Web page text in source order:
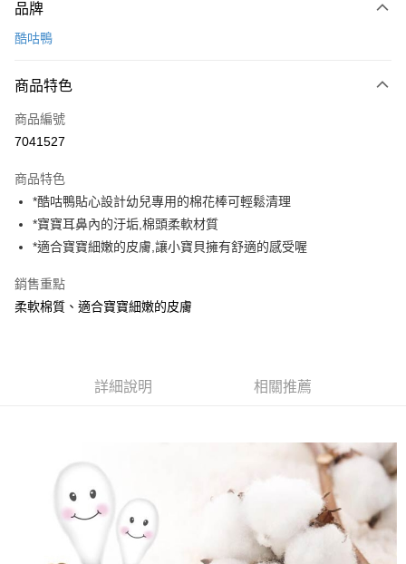
信用卡一次付款
LINE Pay
Apple Pay
悠遊付
AFTEE先享後付
相關說明
AFTEE先享後付是「在收到商品之後才付款」的支付方式。 讓您購物簡單
１．簡單：不需註冊會員、不需綁卡、不需儲值。
【「AFTEE先享後付」結帳流程】
１．於結帳方式選擇「AFTEE先享後付」後，將跳轉至「AFTEE先享後付」
３．收到繳費通知簡訊後14天內，點擊此簡訊中的連結，可透過四大超商／
※ 請注意：結帳手續完成當下不需立刻繳費，但若您需要取消訂單，請聯絡
購買商品的店家。未經商家同意取消之訂單仍視為有效，需透過AFTEE先享
後付繳納相關費用。
※ 交易是否成功請以「AFTEE先享後付 」之結帳頁面顯示為準，若有關於
是否繳費成功／繳費後需取消欲退款等相關疑問，請聯繫「AFTEE先享後付
https://netprotections.freshdesk.com/support/home
ATM付款
每筆NT$80，滿NT$600(含以上)免運費
付款後門市自取
品牌
酷咕鴨
商品特色
商品編號
7041527
商品特色
*酷咕鴨貼心設計幼兒專用的棉花棒可輕鬆清理
*寶寶耳鼻內的汙垢,棉頭柔軟材質
*適合寶寶細嫩的皮膚,讓小寶貝擁有舒適的感受喔
銷售重點
柔軟棉質、適合寶寶細嫩的皮膚
詳細說明 相關推薦